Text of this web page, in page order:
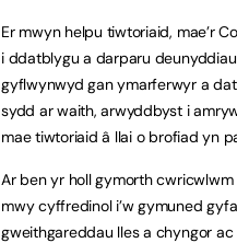
Er mwyn helpu tiwtoriaid, mae’r
i ddatblygu a darparu
gyflwynwyd gan ymarferwyr a
sydd ar waith, arwyddbyst i
mae tiwtoriaid â llai o brofiad yn
Ar ben yr holl gymorth
mwy cyffredinol i’w gymuned
gweithgareddau lles a chyngor ac